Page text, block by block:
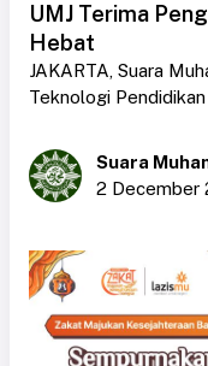
UMJ Terima
Hebat
JAKARTA, Suara
Teknologi
Suara
2 December